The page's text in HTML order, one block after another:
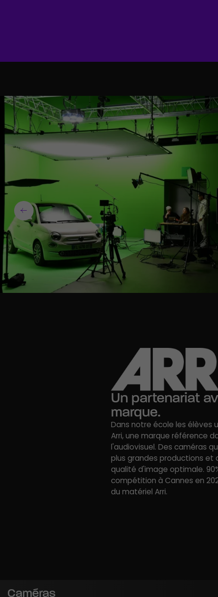
Un partenariat
marque.
Dans notre école les élèves
Arri, une marque référence
l'audiovisuel. Des caméras
plus grandes productions et
qualité d'image optimale.
compétition à Cannes en
du matériel Arri.
Caméras